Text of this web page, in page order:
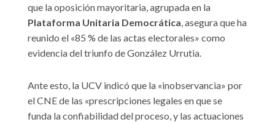
que la oposición mayoritaria, agrupada en la
Plataforma Unitaria Democrática, asegura que ha
reunido el «85 % de las actas electorales» como
evidencia del triunfo de González Urrutia.
Ante esto, la UCV indicó que la «inobservancia» por
el CNE de las «prescripciones legales en que se
funda la confiabilidad del proceso, y las actuaciones